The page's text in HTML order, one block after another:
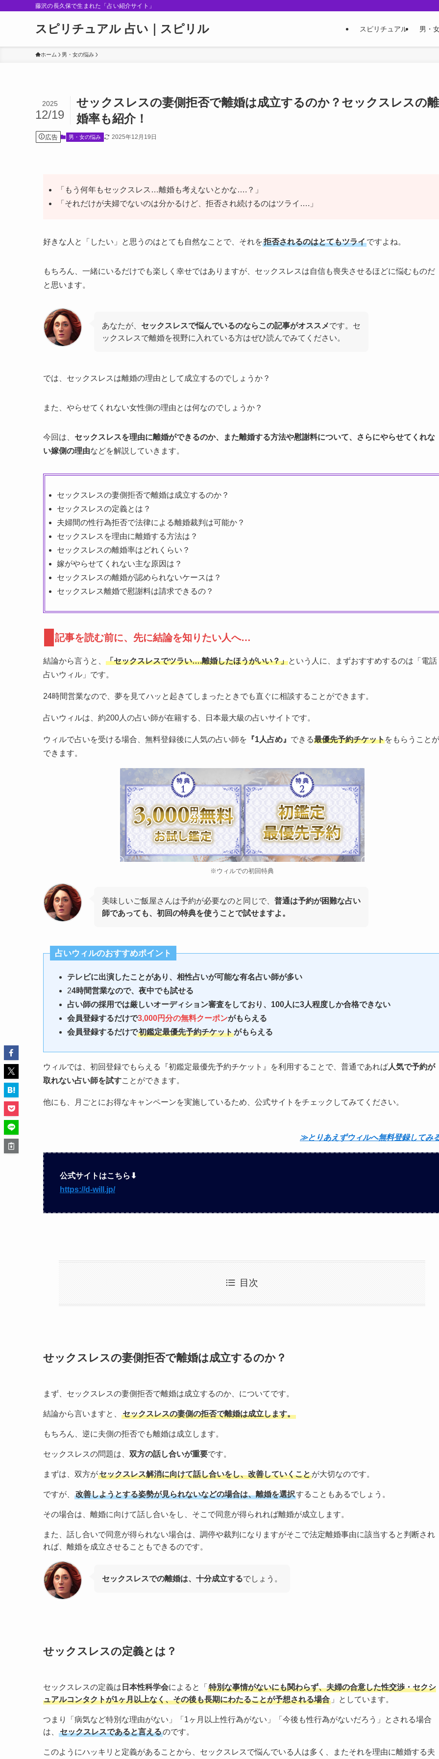
藤沢の長久保で生まれた「占い紹介サイト」
スピリチュアル 占い｜スピリル スピリチュアル 男・
ホーム 男・女の悩み
せックスレスの妻側拒否で離婚は成立するのか？セックスレスの離
婚率も紹介！
2025
12/19
広告 男・女の悩み 2025年12月19日
「もう何年もセックスレス…離婚も考えないとかな….？」
「それだけが夫婦でないのは分かるけど、拒否され続けるのはツライ….」
好きな人と「したい」と思うのはとても自然なことで、それを拒否されるのはとてもツライですよね。
もちろん、一緒にいるだけでも楽しく幸せではありますが、セックスレスは自信も喪失させるほどに悩むものだ
と思います。
あなたが、 セックスレスで悩んでいるのならこの記事がオススメです。セ
ックスレスで離婚を視野に入れている方はぜひ読んでみてください。
では、セックスレスは離婚の理由として成立するのでしょうか？
また、やらせてくれない女性側の理由とは何なのでしょうか？
今回は、 セックスレスを理由に離婚ができるのか、また離婚する方法や慰謝料について、さらにやらせてくれな
い嫁側の理由などを解説していきます。
セックスレスの妻側拒否で離婚は成立するのか？
セックスレスの定義とは？
夫婦間の性行為拒否で法律による離婚裁判は可能か？
セックスレスを理由に離婚する方法は？
セックスレスの離婚率はどれくらい？
嫁がやらせてくれない主な原因は？
セックスレスの離婚が認められないケースは？
セックスレス離婚で慰謝料は請求できるの？
記事を読む前に、先に結論を知りたい人へ…
結論から言うと、 「セックスレスでツラい….離婚したほうがいい？」という人に、まずおすすめするのは「電話
占いウィル」です。
24時間営業なので、夢を見てハッと起きてしまったときでも直ぐに相談することができます。
占いウィルは、約200人の占い師が在籍する、日本最大級の占いサイトです。
ウィルで占いを受ける場合、無料登録後に人気の占い師を 『1人占め』 できる最優先予約チケットをもらうことが
できます。
※ウィルでの初回特典
美味しいご飯屋さんは予約が必要なのと同じで、 普通は予約が困難な占い
師であっても、初回の特典を使うことで試せますよ。
占いウィルのおすすめポイント
テレビに出演したことがあり、相性占いが可能な有名占い師が多い
24時間営業なので、夜中でも試せる
占い師の採用では厳しいオーディション審査をしており、100人に3人程度しか合格できない
会員登録するだけで3,000円分の無料クーポンがもらえる
会員登録するだけで初鑑定最優先予約チケットがもらえる
ウィルでは、初回登録でもらえる『初鑑定最優先予約チケット』を利用することで、普通であれば人気で予約が
取れない占い師を試すことができます。
他にも、月ごとにお得なキャンペーンを実施しているため、公式サイトをチェックしてみてください。
≫とりあえずウィルへ無料登録してみ
公式サイトはこちら⬇︎
https://d-will.jp/
目次
せックスレスの妻側拒否で離婚は成立するのか？
まず、セックスレスの妻側拒否で離婚は成立するのか、についてです。
結論から言いますと、 セックスレスの妻側の拒否で離婚は成立します。
もちろん、逆に夫側の拒否でも離婚は成立します。
セックスレスの問題は、 双方の話し合いが重要です。
まずは、双方がセックスレス解消に向けて話し合いをし、改善していくことが大切なのです。
ですが、 改善しようとする姿勢が見られないなどの場合は、離婚を選択することもあるでしょう。
その場合は、離婚に向けて話し合いをし、そこで同意が得られれば離婚が成立します。
また、話し合いで同意が得られない場合は、調停や裁判になりますがそこで法定離婚事由に該当すると判断され
れば、離婚を成立させることもできるのです。
セックスレスでの離婚は、十分成立するでしょう。
せックスレスの定義とは？
セックスレスの定義は 日本性科学会によると「 特別な事情がないにも関わらず、夫婦の合意した性交渉・セクシ
ュアルコンタクトが1ヶ月以上なく、その後も長期にわたることが予想される場合 」としています。
つまり「病気など特別な理由がない」「1ヶ月以上性行為がない」「今後も性行為がないだろう」とされる場合
は、
セックスレスであると言えるのです。
このようにハッキリと定義があることから、セックスレスで悩んでいる人は多く、またそれを理由に離婚する夫